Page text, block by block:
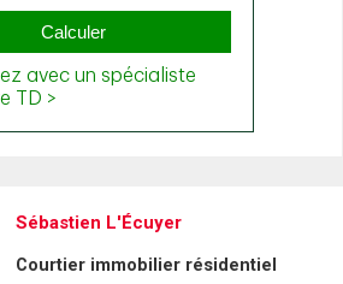
Sébastien L'Écuyer
Courtier immobilier résidentiel